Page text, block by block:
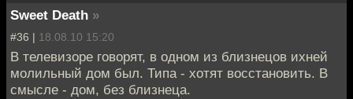
Sweet Death »
#36 | 18.08.10 15:20
В телевизоре говорят, в одном из близнецов ихней
молильный дом был. Типа - хотят восстановить. В
смысле - дом, без близнеца.